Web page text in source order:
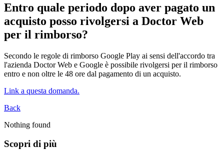
Entro quale periodo dopo aver pagato un
acquisto posso rivolgersi a Doctor Web
per il rimborso?
Secondo le regole di rimborso Google Play ai sensi dell'accordo tra
l'azienda Doctor Web e Google è possibile rivolgersi per il rimborso
entro e non oltre le 48 ore dal pagamento di un acquisto.
Link a questa domanda.
Back
Nothing found
Scopri di più